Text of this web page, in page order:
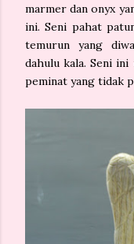
marmer dan onyx
ini. Seni pahat
temurun yang
dahulu kala. Seni
peminat yang tidak